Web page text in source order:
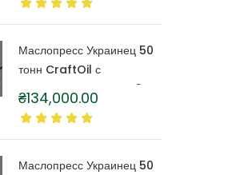
литра
Маслопресс Украинец 50
тонн CraftOil с
капролоновой бочкой 3
литра
₴134,000.00
Маслопресс Украинец 50